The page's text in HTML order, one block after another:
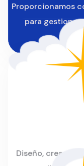
Proporcionamos
para gestionar
Diseño,